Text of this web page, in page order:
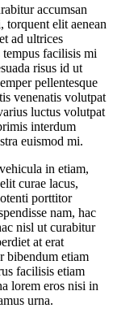
accumsan
torquent elit aenean
ad ultrices
facilisis mi
risus id ut
pellentesque
venenatis volutpat
luctus volutpat
interdum
euismod mi.
in etiam,
curae lacus,
porttitor
nam, hac
nisl ut curabitur
at erat
bibendum etiam
facilisis etiam
lorem eros nisi in
urna.